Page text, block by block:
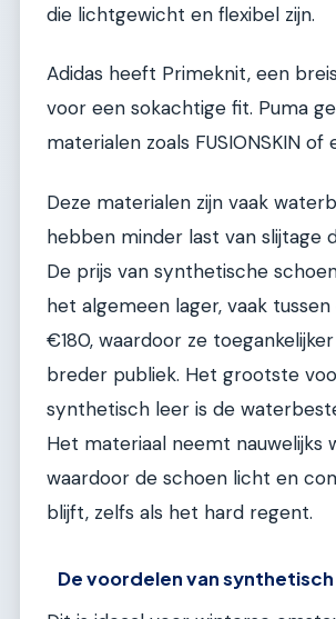
die lichtgewicht en flexibel zijn.
Adidas heeft Primeknit, een
voor een sokachtige fit. Puma
materialen zoals FUSIONSKIN of
Deze materialen zijn vaak
hebben minder last van slijtage
De prijs van synthetische
het algemeen lager, vaak
€180, waardoor ze
breder publiek. Het grootste
synthetisch leer is de
Het materiaal neemt nauwelijks
waardoor de schoen licht en
blijft, zelfs als het hard regent.
De voordelen van